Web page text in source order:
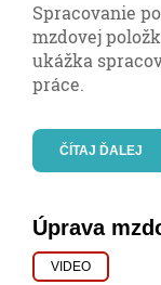
Spracovanie
mzdovej
ukážka
práce.
ČÍTAJ ĎALEJ
Úprava
VIDEO